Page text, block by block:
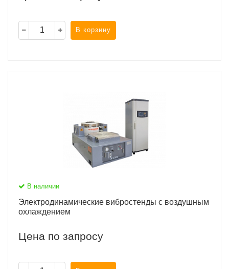
В корзину
В наличии
Электродинамические вибростенды с воздушным
охлаждением
Цена по запросу